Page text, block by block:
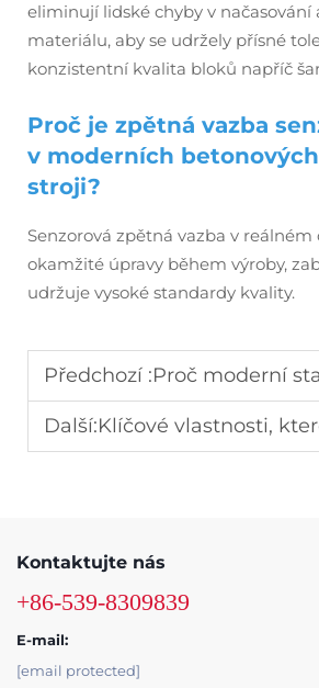
eliminují lidské chyby v načasování
materiálu, aby se udržely přísné
konzistentní kvalita bloků napříč
Proč je zpětná vazba
v moderních
stroji?
Senzorová zpětná vazba v
okamžité úpravy během výroby,
udržuje vysoké standardy kvality.
Předchozí :Proč moderní stavitelé upřednostňují stroj na
Další:Klíčové vlastnosti, které činí stroj na výrobu betonových
Kontaktujte nás
+86-539-8309839
E-mail:
[email protected]